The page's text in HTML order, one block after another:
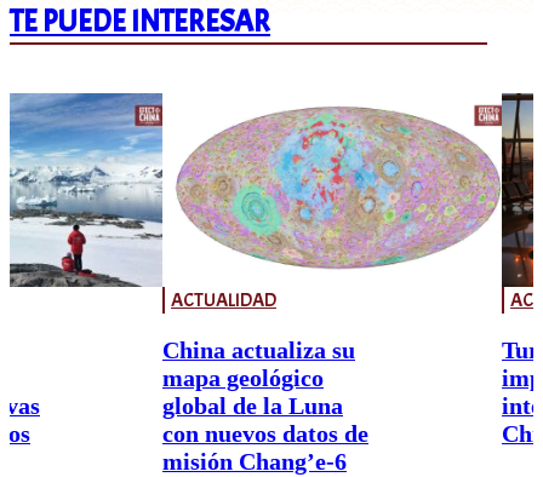
TE PUEDE INTERESAR
ACTUALIDAD
China actualiza su
mapa geológico
global de la Luna
con nuevos datos de
misión Chang’e-6